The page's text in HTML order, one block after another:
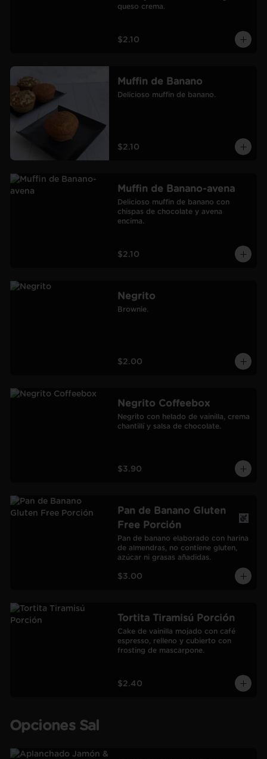
queso crema.
$2.10
Muffin de Banano
Delicioso muffin de banano.
$2.10
Muffin de Banano-avena
Delicioso muffin de banano con
chispas de chocolate y avena
encima.
$2.10
Negrito
Brownie.
$2.00
Negrito Coffeebox
Negrito con helado de vainilla, crema
chantillí y salsa de chocolate.
$3.90
Pan de Banano Gluten
Free Porción
Pan de banano elaborado con harina
de almendras, no contiene gluten,
azúcar ni grasas añadidas.
$3.00
Tortita Tiramisú Porción
Cake de vainilla mojado con café
espresso, relleno y cubierto con
frosting de mascarpone.
$2.40
Opciones Sal